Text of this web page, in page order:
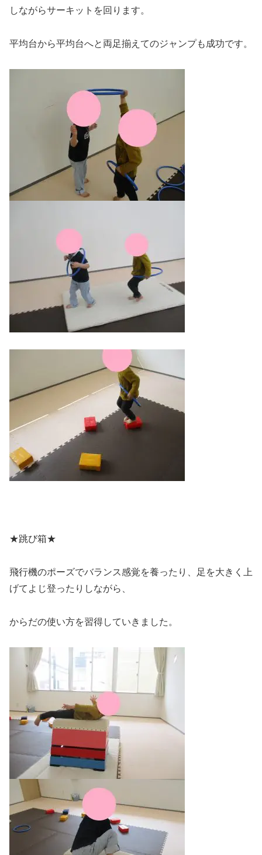
しながらサーキットを回ります。
平均台から平均台へと両足揃えてのジャンプも成功です。
★跳び箱★
飛行機のポーズでバランス感覚を養ったり、足を大きく上
げてよじ登ったりしながら、
からだの使い方を習得していきました。